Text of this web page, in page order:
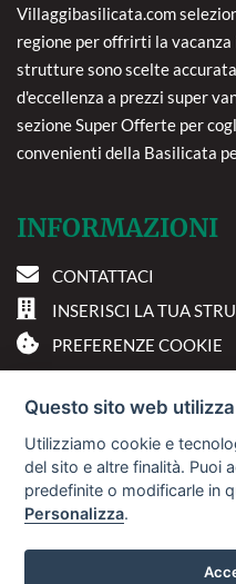
Villaggibasilicata.com
regione per offrirti la
strutture sono scelte
d'eccellenza a prezzi super
sezione Super Offerte per
convenienti della Basilicata
INFORMAZIONI
CONTATTACI
INSERISCI LA TUA
PREFERENZE COOKIE
DOVE SIAMO
Via A. Costa, 2 - 63822
Porto San Giorgio (FM)
Sviluppo
Questo sito web
Utilizziamo cookie e
del sito e altre finalità. Puoi
predefinite o modificarle in
Personalizza.